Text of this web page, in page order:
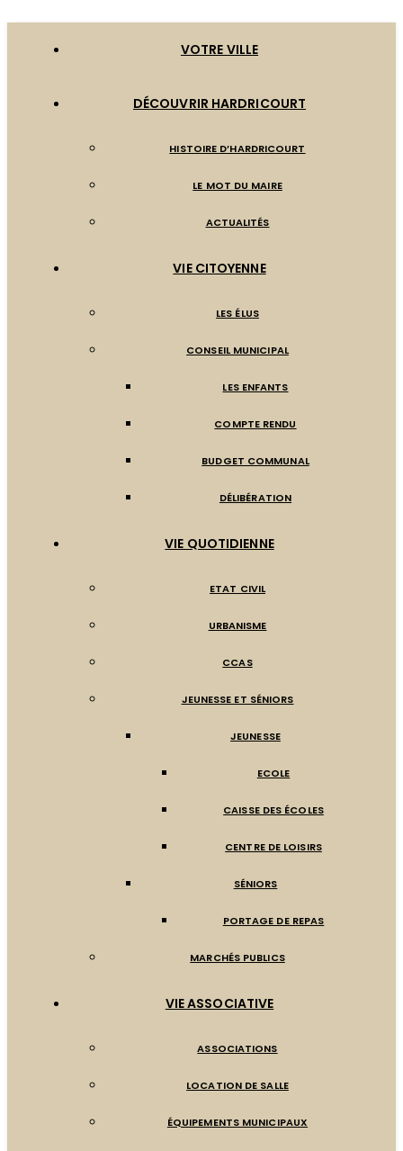
VOTRE VILLE
DÉCOUVRIR HARDRICOURT
HISTOIRE D’HARDRICOURT
LE MOT DU MAIRE
ACTUALITÉS
VIE CITOYENNE
LES ÉLUS
CONSEIL MUNICIPAL
LES ENFANTS
COMPTE RENDU
BUDGET COMMUNAL
DÉLIBÉRATION
VIE QUOTIDIENNE
ETAT CIVIL
URBANISME
CCAS
JEUNESSE ET SÉNIORS
JEUNESSE
ECOLE
CAISSE DES ÉCOLES
CENTRE DE LOISIRS
SÉNIORS
PORTAGE DE REPAS
MARCHÉS PUBLICS
VIE ASSOCIATIVE
ASSOCIATIONS
LOCATION DE SALLE
ÉQUIPEMENTS MUNICIPAUX